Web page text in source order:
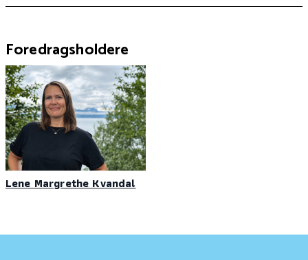
Foredragsholdere
Lene Margrethe Kvandal